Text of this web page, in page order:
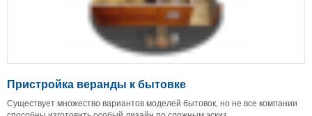
Пристройка веранды к бытовке
Существует множество вариантов моделей бытовок, но не все компании